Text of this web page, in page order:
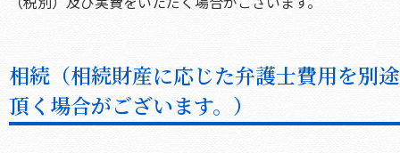
相続（相続財産に応じた弁護士費用を別途
頂く場合がございます。）